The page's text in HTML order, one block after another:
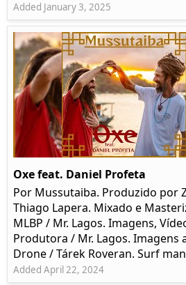
Added January 3, 2025
Oxe feat. Daniel Profeta
Por Mussutaiba. Produzido por
Thiago Lapera. Mixado e
MLBP / Mr. Lagos. Imagens,
Produtora / Mr. Lagos. Imagens
Drone / Tárek Roveran. Surf
Added April 22, 2024